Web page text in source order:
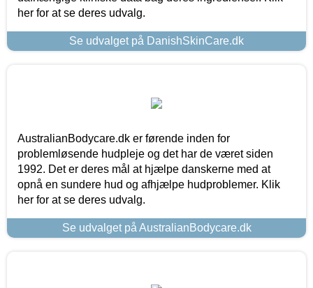
her for at se deres udvalg.
Se udvalget på DanishSkinCare.dk
AustralianBodycare.dk er førende inden for
problemløsende hudpleje og det har de været siden
1992. Det er deres mål at hjælpe danskerne med at
opnå en sundere hud og afhjælpe hudproblemer. Klik
her for at se deres udvalg.
Se udvalget på AustralianBodycare.dk